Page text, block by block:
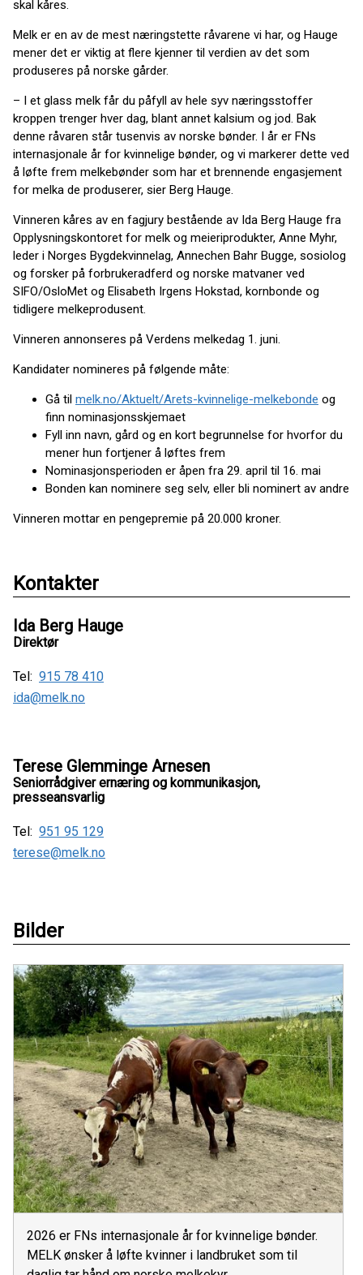
skal kåres.
Melk er en av de mest næringstette råvarene vi har, og Hauge
mener det er viktig at flere kjenner til verdien av det som
produseres på norske gårder.
– I et glass melk får du påfyll av hele syv næringsstoffer
kroppen trenger hver dag, blant annet kalsium og jod. Bak
denne råvaren står tusenvis av norske bønder. I år er FNs
internasjonale år for kvinnelige bønder, og vi markerer dette ved
å løfte frem melkebønder som har et brennende engasjement
for melka de produserer, sier Berg Hauge.
Vinneren kåres av en fagjury bestående av Ida Berg Hauge fra
Opplysningskontoret for melk og meieriprodukter, Anne Myhr,
leder i Norges Bygdekvinnelag, Annechen Bahr Bugge, sosiolog
og forsker på forbrukeradferd og norske matvaner ved
SIFO/OsloMet og Elisabeth Irgens Hokstad, kornbonde og
tidligere melkeprodusent.
Vinneren annonseres på Verdens melkedag 1. juni.
Kandidater nomineres på følgende måte:
Gå til melk.no/Aktuelt/Arets-kvinnelige-melkebonde og
finn nominasjonsskjemaet
Fyll inn navn, gård og en kort begrunnelse for hvorfor du
mener hun fortjener å løftes frem
Nominasjonsperioden er åpen fra 29. april til 16. mai
Bonden kan nominere seg selv, eller bli nominert av andre
Vinneren mottar en pengepremie på 20.000 kroner.
Kontakter
Ida Berg Hauge
Direktør
Tel: 915 78 410
ida@melk.no
Terese Glemminge Arnesen
Seniorrådgiver ernæring og kommunikasjon,
presseansvarlig
Tel: 951 95 129
terese@melk.no
Bilder
2026 er FNs internasjonale år for kvinnelige bønder.
MELK ønsker å løfte kvinner i landbruket som til